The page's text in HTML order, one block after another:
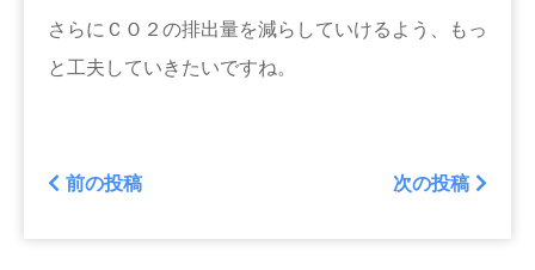
さらにＣＯ２の排出量を減らしていけるよう、もっ
と工夫していきたいですね。
前の投稿 次の投稿